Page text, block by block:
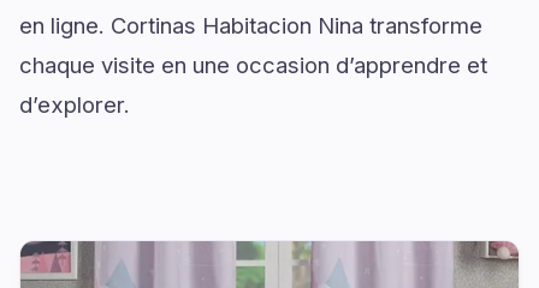
en ligne. Cortinas Habitacion Nina transforme
chaque visite en une occasion d’apprendre et
d’explorer.